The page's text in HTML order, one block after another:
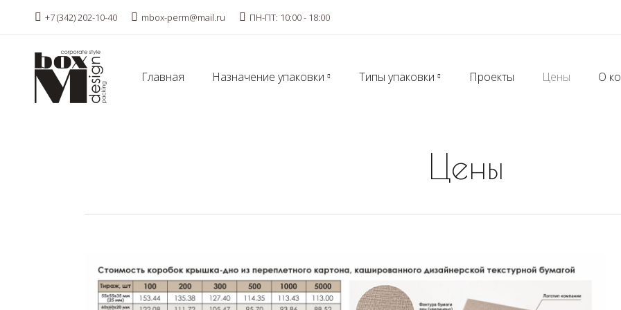
+7 (342) 202-10-40 mbox-perm@mail.ru ПН-ПТ: 10:00 - 18:00
Главная Назначение упаковки Типы упаковки Проекты Цены О
Цены